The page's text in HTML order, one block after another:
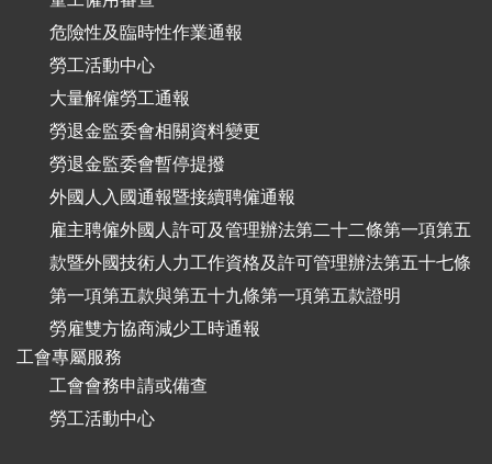
危險性及臨時性作業通報
勞工活動中心
大量解僱勞工通報
勞退金監委會相關資料變更
勞退金監委會暫停提撥
外國人入國通報暨接續聘僱通報
雇主聘僱外國人許可及管理辦法第二十二條第一項第五
款暨外國技術人力工作資格及許可管理辦法第五十七條
第一項第五款與第五十九條第一項第五款證明
勞雇雙方協商減少工時通報
工會專屬服務
工會會務申請或備查
勞工活動中心